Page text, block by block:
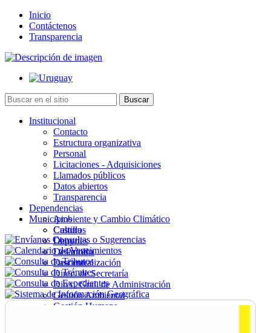
Inicio
Contáctenos
Transparencia
Institucional
Contacto
Estructura organizativa
Personal
Licitaciones - Adquisiciones
Llamados públicos
Datos abiertos
Transparencia
Dependencias
Ambiente y Cambio Climático
Cultura
Deportes
Desarrollo
Descentralización
Direc. de Secretaría
Direc. Gral. de Administración
Gestión Ambiental
Gestión Humana
Municipios
Castillos
Chuy
La Paloma
Lascano